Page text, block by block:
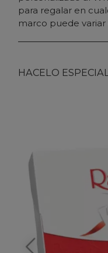
para regalar en
marco puede
HACELO